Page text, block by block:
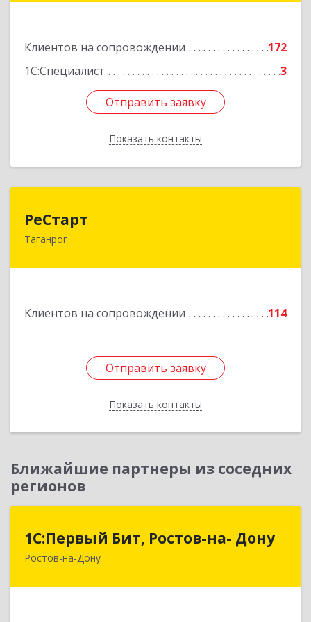
Клиентов на сопровождении
172
1С:Специалист
3
Отправить заявку
Показать контакты
Отправить заявку
Назад
РеСтарт
Таганрог
Клиентов на сопровождении 114
Отправить заявку
Показать контакты
347916, Ростовская обл, Таганрог г, Калужский
Отправить заявку
Назад
Ближайшие партнеры из соседних
регионов
1С:Первый Бит, Ростов-на- Дону
Ростов-на-Дону
1С:Первый Бит, Ростов-на- Дону
344091, Ростовская обл, Ростов-на-Дону г,